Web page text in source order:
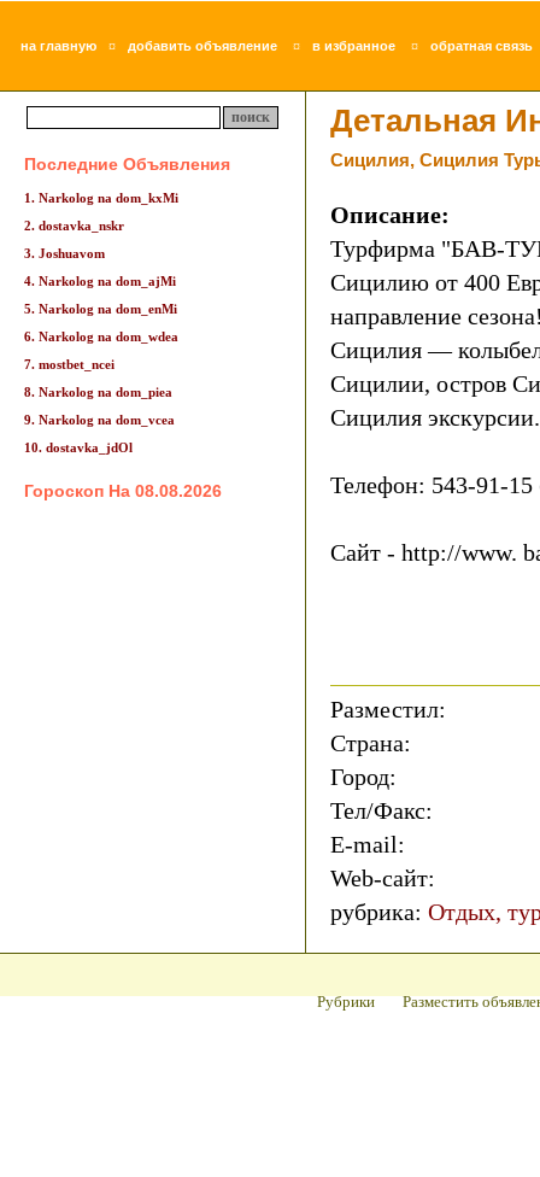
на главную ¤ добавить объявление ¤ в избранное ¤ обратная связь
Последние Объявления
1. Narkolog na dom_kxMi
2. dostavka_nskr
3. Joshuavom
4. Narkolog na dom_ajMi
5. Narkolog na dom_enMi
6. Narkolog na dom_wdea
7. mostbet_ncei
8. Narkolog na dom_piea
9. Narkolog na dom_vcea
10. dostavka_jdOl
Гороскоп На 08.08.2026
Детальная
Cицилия, Cицилия
Описание:
Турфирма "БАВ-
Сицилию от 400
направление
Сицилия —
Сицилии, остров
Сицилия экскурсии.
Телефон: 543-91-
Сайт - http://www.
Разместил:
Страна:
Город:
Тел/Факс:
E-mail:
Web-сайт:
рубрика: Отдых,
Рубрики Разместить